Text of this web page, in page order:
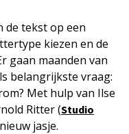
de tekst op een
kiezen en de
gaan maanden van
belangrijkste vraag:
Met hulp van Ilse
Ritter (Studio
jasje.